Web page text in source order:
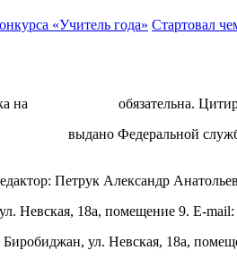
«Учитель года» Стартовал
на
обязательна.
выдано Федеральной
Петрук Александр
Невская, 18а, помещение 9. E-mail:
ул. Невская, 18а,